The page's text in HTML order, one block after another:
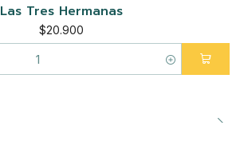
Las Tres Hermanas
$20.900